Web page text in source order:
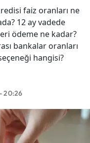
faiz oranları ne
12 ay vadede
ödeme ne kadar?
bankalar oranları
hangisi?
20:26